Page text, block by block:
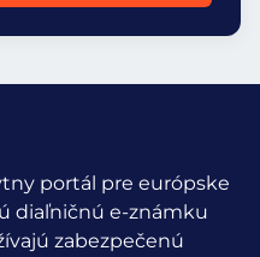
portál pre európske
diaľničnú e-známku
zabezpečenú